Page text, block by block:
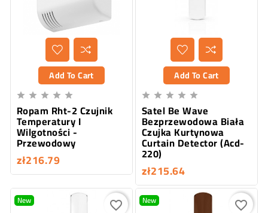
Add To Cart
    
Ropam Rht-2 Czujnik
Temperatury I
Wilgotności -
Przewodowy
zł216.79
Add To Cart
    
Satel Be Wave
Bezprzewodowa Biała
Czujka Kurtynowa
Curtain Detector (Acd-
220)
zł215.64
New favorite_border New favorite_border